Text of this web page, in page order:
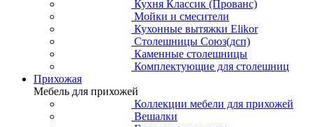
Кухня Классик (Прованс)
Мойки и смесители
Кухонные вытяжки Elikor
Столешницы Союз(дсп)
Каменные столешницы
Комплектующие для столешниц
Прихожая
Мебель для прихожей
Коллекции мебели для прихожей
Вешалки